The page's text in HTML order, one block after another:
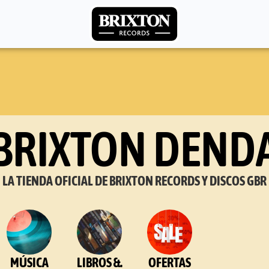
LA TIENDA OFICIAL DE BRIXTON RECORDS Y DISCOS GBR
MÚSICA LIBROS &. OFERTAS